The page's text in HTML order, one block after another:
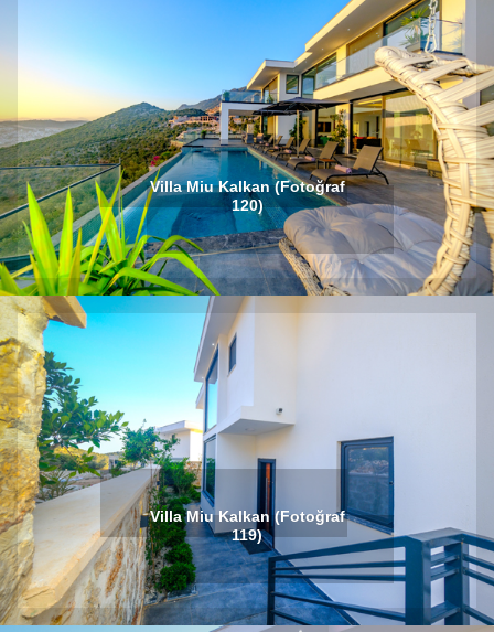
Villa Miu Kalkan (Fotoğraf
120)
Villa Miu Kalkan (Fotoğraf
119)